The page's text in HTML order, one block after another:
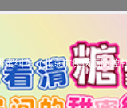
蜜纠葛（北京市疾病预防控